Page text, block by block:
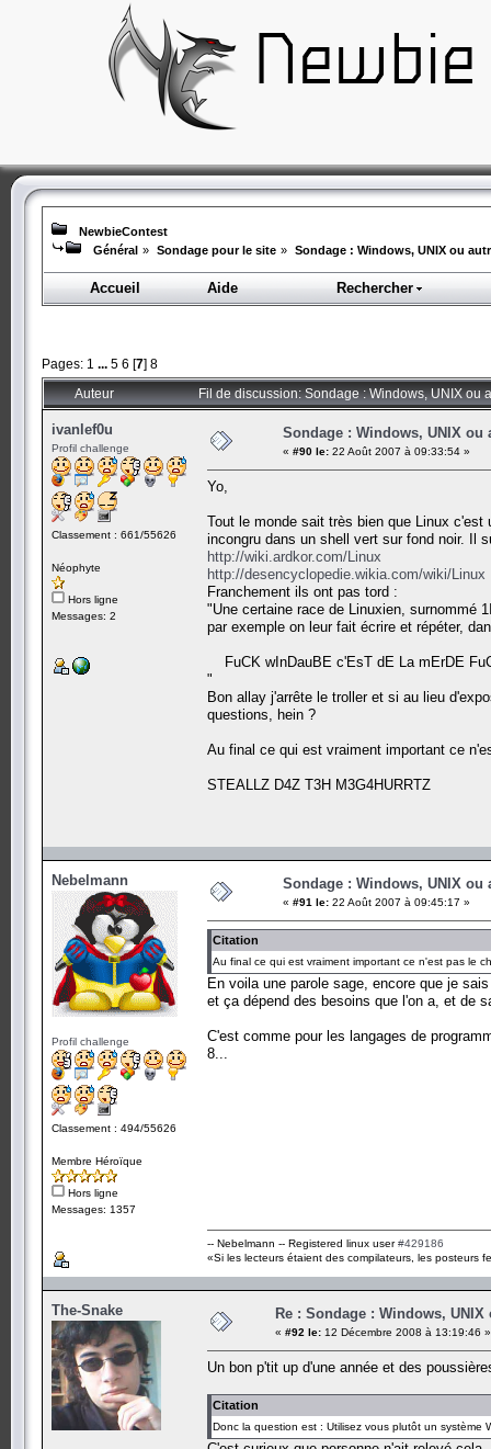
NewbieContest
Général » Sondage pour le site » Sondage : Windows, UNIX ou
Accueil Aide Rechercher
Pages: 1 ... 5 6 [7] 8
Auteur Fil de discussion: Sondage : Windows, UNIX ou
ivanlef0u
Profil challenge
Classement : 661/55626
Néophyte
Hors ligne
Messages: 2
Sondage : Windows, UNIX ou
« #90 le: 22 Août 2007 à 09:33:54 »
Yo,
Tout le monde sait très bien que Linux
incongru dans un shell vert sur fond noir. Il
http://wiki.ardkor.com/Linux
http://desencyclopedie.wikia.com/wiki/Linux
Franchement ils ont pas tord :
"Une certaine race de Linuxien, surnommé
par exemple on leur fait écrire et répéter,
FuCK wInDauBE c'EsT dE La mErDE
"
Bon allay j'arrête le troller et si au lieu
questions, hein ?
Au final ce qui est vraiment important ce
STEALLZ D4Z T3H M3G4HURRTZ
Nebelmann
Profil challenge
Classement : 494/55626
Membre Héroïque
Hors ligne
Messages: 1357
Sondage : Windows, UNIX ou
« #91 le: 22 Août 2007 à 09:45:17 »
Citation
Au final ce qui est vraiment important ce n'est pas le
En voila une parole sage, encore que je
et ça dépend des besoins que l'on a, et de
C'est comme pour les langages de
8...
-- Nebelmann -- Registered linux user#429186
«Si les lecteurs étaient des compilateurs, les posteurs
The-Snake Re : Sondage : Windows, UNIX
« #92 le: 12 Décembre 2008 à 13:19:46 »
Un bon p'tit up d'une année et des
Citation
Donc la question est : Utilisez vous plutôt un système